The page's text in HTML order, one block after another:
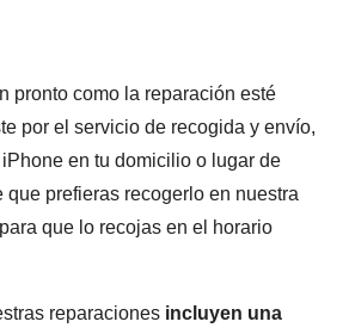
pronto como la reparación esté
por el servicio de recogida y envío,
en tu domicilio o lugar de
que prefieras recogerlo en nuestra
que lo recojas en el horario
reparaciones incluyen una